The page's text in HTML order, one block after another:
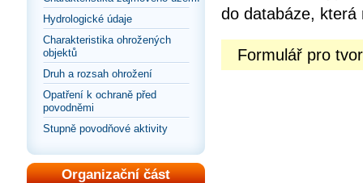
Hydrologické údaje
Charakteristika ohrožených
objektů
Druh a rozsah ohrožení
Opatření k ochraně před
povodněmi
Stupně povodňové aktivity
Organizační část
do databáze,
Formulář pro